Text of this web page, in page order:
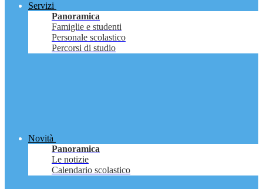
Servizi
Panoramica
Famiglie e studenti
Personale scolastico
Percorsi di studio
Novità
Panoramica
Le notizie
Calendario scolastico